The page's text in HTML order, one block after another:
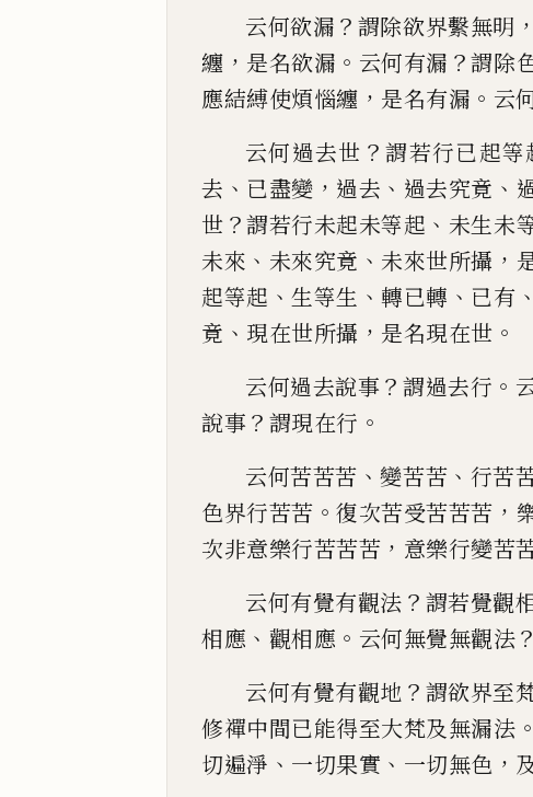
云何欲漏 ？ 謂除欲界繫無明
纏 ， 是名欲漏 。 云何有漏 ？謂除
應結縛使煩惱纏 ， 是名有漏 。 云
云何過去世 ？謂若行已起等
去 、 已盡變 ， 過去 、 過去究竟 、
世 ？謂若行未起未等起 、 未生未
未來 、 未來究竟 、 未來世所攝 ，
起等起 、生等生 、轉已轉 、 已有 、
竟 、 現在世所攝 ， 是名現在世 。
云何過去說事？謂過去行 。
說事？ 謂現在行 。
云何苦苦苦 、變苦苦 、 行苦
色界行苦苦 。復次苦受苦苦苦 ，
次非意樂行苦苦苦 ， 意樂行變苦
云何有覺有觀法 ？ 謂若覺觀
相應 、 觀相應 。 云何無覺無觀法？
云何有覺有觀地 ？ 謂欲界至
修禪中間已能得至大梵及無漏法 。
切遍淨 、 一切果實 、 一切無色 ，